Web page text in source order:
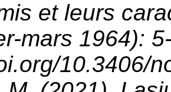
et leurs
mars 1964):
10.3406/